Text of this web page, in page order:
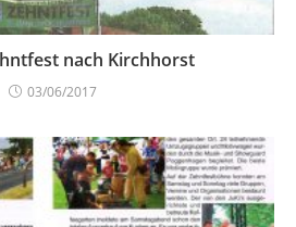
nach Kirchhorst
03/06/2017